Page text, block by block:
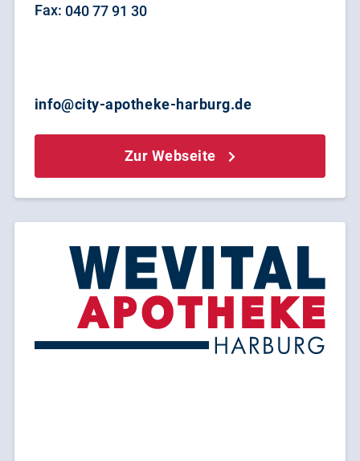
Fax: 040 77 91 30
info@city-apotheke-harburg.de
Zur Webseite